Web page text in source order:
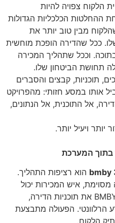
הלקוח צפויה להיות
ההחלטות הכלכליות הגדולות
מבין טוב יותר את
ככל שהדירה הופכת מוחשית
וככל שתהליך המכירה
תחושת הביטחון שלו.
תוכניות, קבצים והסברים
אותו במסע חזותי: מהפרויקט
אל התוכנית, אל הנתונים,
יותר ויעיל יותר.
בתוך המערכת
bmby הוא רציפות התהליך.
איש המכירות יכול
לשלוח לו ישירות מתוך מערכת BMBY את תוכניות הדירה,
הרלוונטי. הפעולה מתבצעת